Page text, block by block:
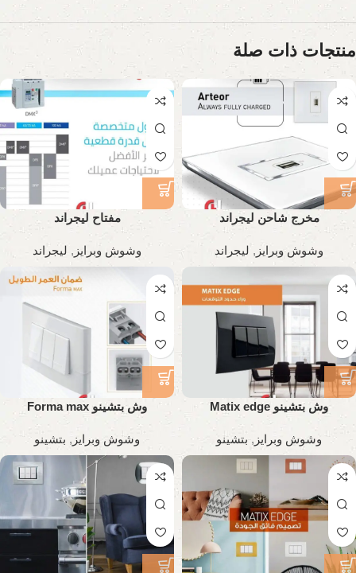
منتجات ذات صلة
مخرج شاحن ليجراند
وشوش وبرايز , ليجراند
مفتاح ليجراند
وشوش وبرايز , ليجراند
وش بتشينو Matix edge
وشوش وبرايز , بتشينو
وش بتشينو Forma max
وشوش وبرايز , بتشينو